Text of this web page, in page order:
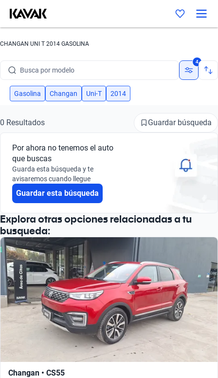
CHANGAN UNI T 2014 GASOLINA
Busca por modelo
Busca por versión
Busca por marca
Busca por modelo
Busca por versión
4
Gasolina Changan Uni-T 2014
0 Resultados Guardar búsqueda
Por ahora no tenemos el auto
que buscas
Guarda esta búsqueda y te
avisaremos cuando llegue
Guardar esta búsqueda
Explora otras opciones relacionadas a tu
busqueda:
Changan • CS55